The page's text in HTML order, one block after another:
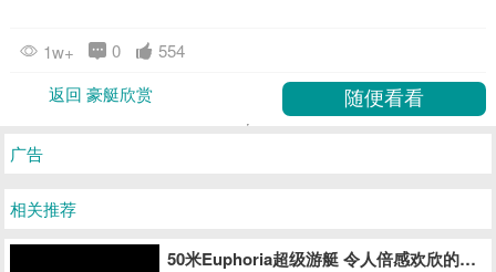
1w+ 0
554
返回 豪艇欣赏
广告
相关推荐
50米Euphoria超级游艇 令人倍感欢欣的海